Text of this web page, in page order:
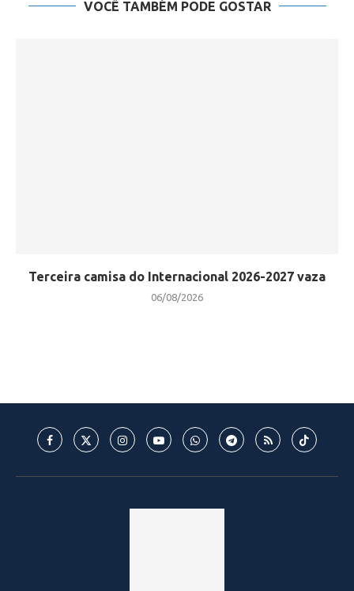
VOCÊ TAMBÉM PODE GOSTAR
Terceira camisa do Internacional 2026-2027 vaza
06/08/2026